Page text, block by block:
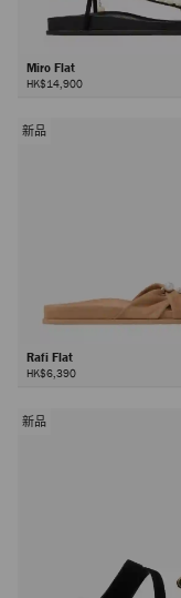
Miro Flat
HK$14,900
新品
Rafi Flat
HK$6,390
新品